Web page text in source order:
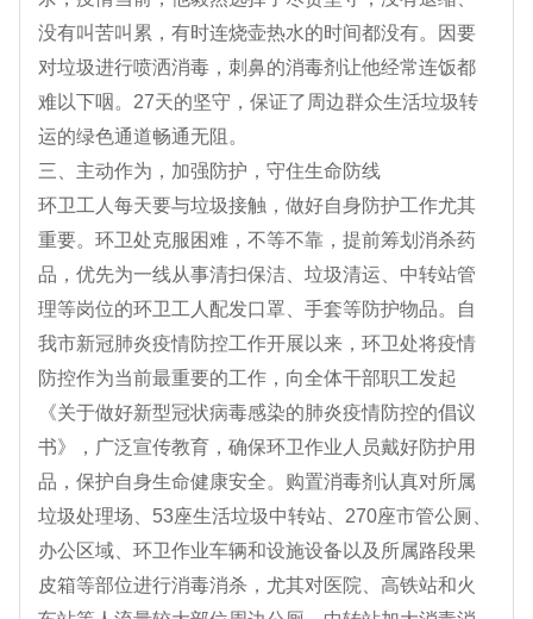
没有叫苦叫累，有时连烧壶热水的时间都没有。因要
对垃圾进行喷洒消毒，刺鼻的消毒剂让他经常连饭都
难以下咽。27天的坚守，保证了周边群众生活垃圾转
运的绿色通道畅通无阻。
三、主动作为，加强防护，守住生命防线
环卫工人每天要与垃圾接触，做好自身防护工作尤其
重要。环卫处克服困难，不等不靠，提前筹划消杀药
品，优先为一线从事清扫保洁、垃圾清运、中转站管
理等岗位的环卫工人配发口罩、手套等防护物品。自
我市新冠肺炎疫情防控工作开展以来，环卫处将疫情
防控作为当前最重要的工作，向全体干部职工发起
《关于做好新型冠状病毒感染的肺炎疫情防控的倡议
书》，广泛宣传教育，确保环卫作业人员戴好防护用
品，保护自身生命健康安全。购置消毒剂认真对所属
垃圾处理场、53座生活垃圾中转站、270座市管公厕、
办公区域、环卫作业车辆和设施设备以及所属路段果
皮箱等部位进行消毒消杀，尤其对医院、高铁站和火